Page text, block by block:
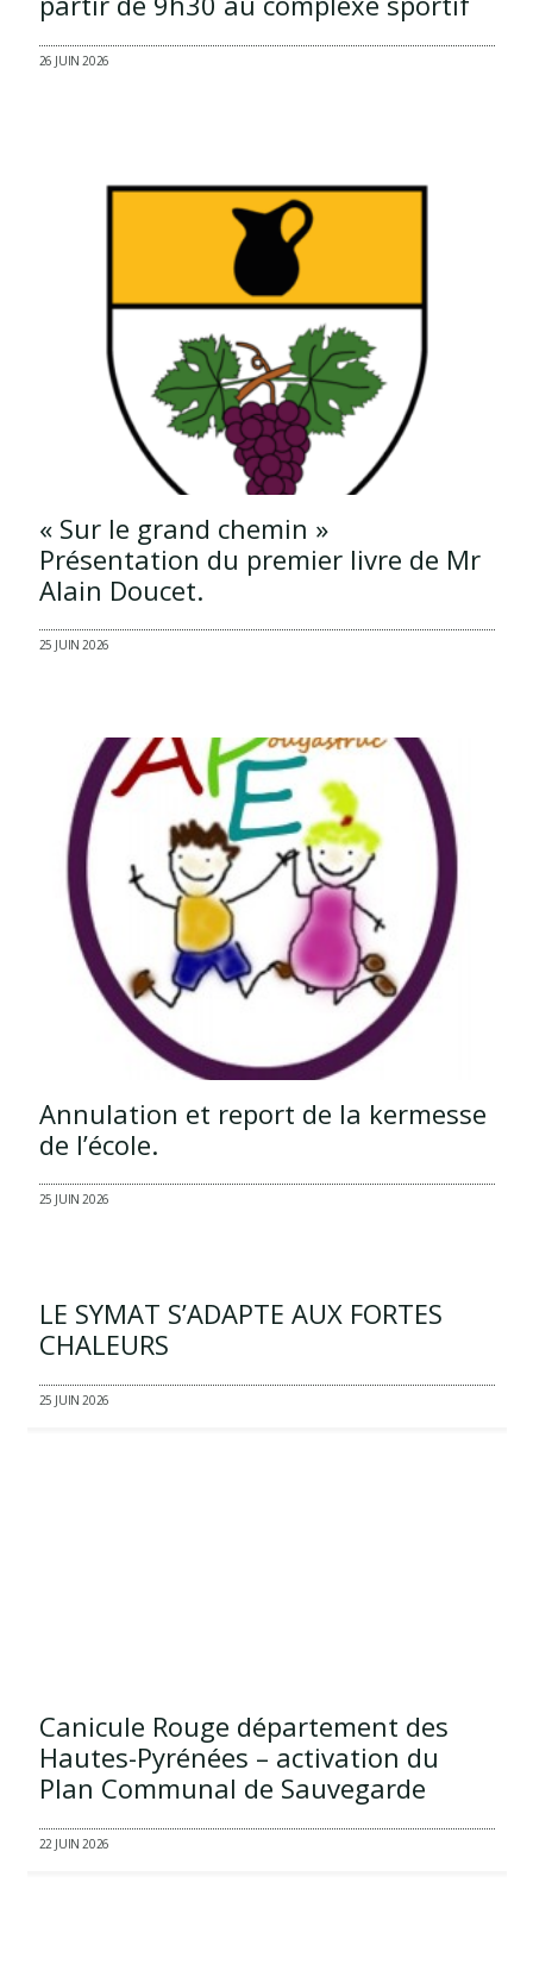
26 JUIN 2026
« Sur le grand chemin »
Présentation du premier livre de Mr
Alain Doucet.
25 JUIN 2026
Annulation et report de la kermesse
de l’école.
25 JUIN 2026
LE SYMAT S’ADAPTE AUX FORTES
CHALEURS
25 JUIN 2026
Canicule Rouge département des
Hautes-Pyrénées – activation du
Plan Communal de Sauvegarde
22 JUIN 2026